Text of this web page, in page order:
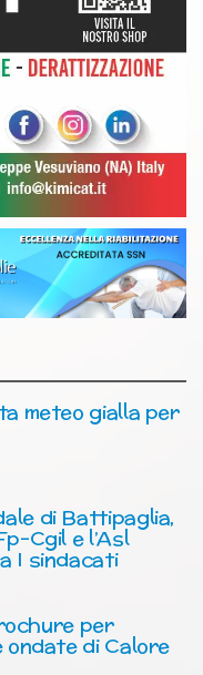
meteo gialla per
di Battipaglia,
Cgil e l’Asl
I sindacati
per
di Calore